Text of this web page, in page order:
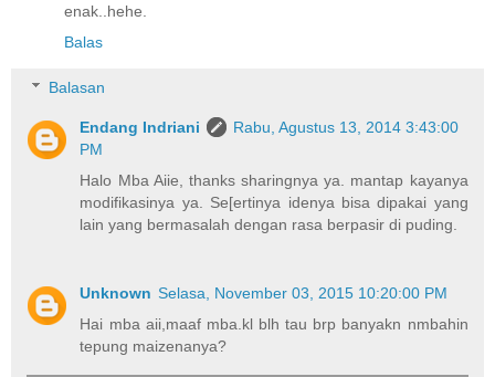
enak..hehe.
Balas
Balasan
Endang Indriani
Rabu, Agustus 13, 2014 3:43:00
PM
Halo Mba Aiie, thanks sharingnya ya. mantap kayanya
modifikasinya ya. Se[ertinya idenya bisa dipakai yang
lain yang bermasalah dengan rasa berpasir di puding.
Unknown Selasa, November 03, 2015 10:20:00 PM
Hai mba aii,maaf mba.kl blh tau brp banyakn nmbahin
tepung maizenanya?